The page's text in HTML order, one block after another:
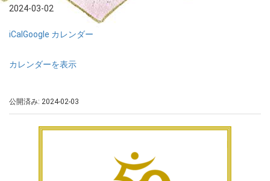
2024-03-02
iCal Google カレンダー
カレンダーを表示
公開済み: 2024-02-03